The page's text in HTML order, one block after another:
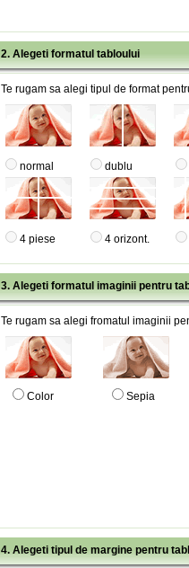
2. Alegeti formatul tabloului
Te rugam sa alegi tipul de format
normal dublu
4 piese 4 orizont.
3. Alegeti formatul imaginii pentru
Te rugam sa alegi fromatul imaginii
Color Sepia
4. Alegeti tipul de margine pentru